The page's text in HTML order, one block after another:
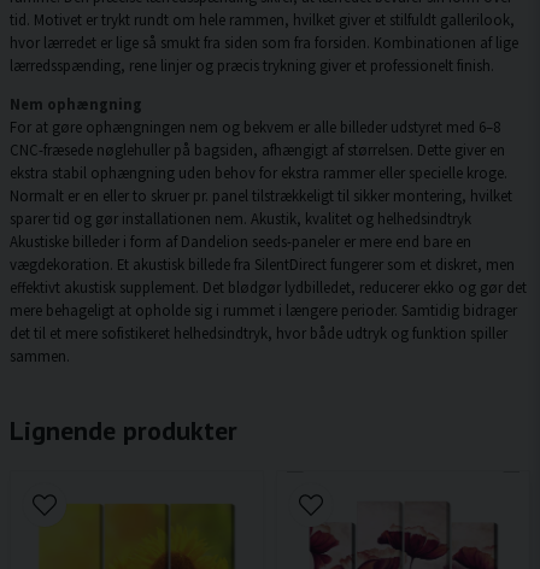
tid. Motivet er trykt rundt om hele rammen, hvilket giver et stilfuldt gallerilook,
hvor lærredet er lige så smukt fra siden som fra forsiden. Kombinationen af lige
lærredsspænding, rene linjer og præcis trykning giver et professionelt finish.
Nem ophængning
For at gøre ophængningen nem og bekvem er alle billeder udstyret med 6–8
CNC-fræsede nøglehuller på bagsiden, afhængigt af størrelsen. Dette giver en
ekstra stabil ophængning uden behov for ekstra rammer eller specielle kroge.
Normalt er en eller to skruer pr. panel tilstrækkeligt til sikker montering, hvilket
sparer tid og gør installationen nem. Akustik, kvalitet og helhedsindtryk
Akustiske billeder i form af Dandelion seeds-paneler er mere end bare en
vægdekoration. Et akustisk billede fra SilentDirect fungerer som et diskret, men
effektivt akustisk supplement. Det blødgør lydbilledet, reducerer ekko og gør det
mere behageligt at opholde sig i rummet i længere perioder. Samtidig bidrager
det til et mere sofistikeret helhedsindtryk, hvor både udtryk og funktion spiller
sammen.
Lignende produkter